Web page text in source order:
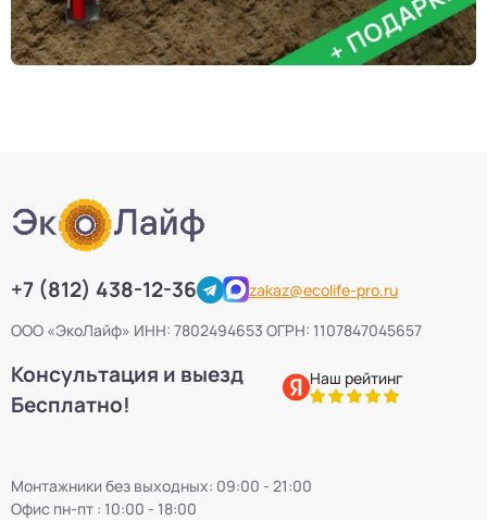
+7 (812) 438-12-36
zakaz@ecolife-pro.ru
ООО «ЭкоЛайф» ИНН: 7802494653 ОГРН: 1107847045657
Консультация и выезд
Бесплатно!
Наш рейтинг
Монтажники без выходных: 09:00 - 21:00
Офис пн-пт : 10:00 - 18:00